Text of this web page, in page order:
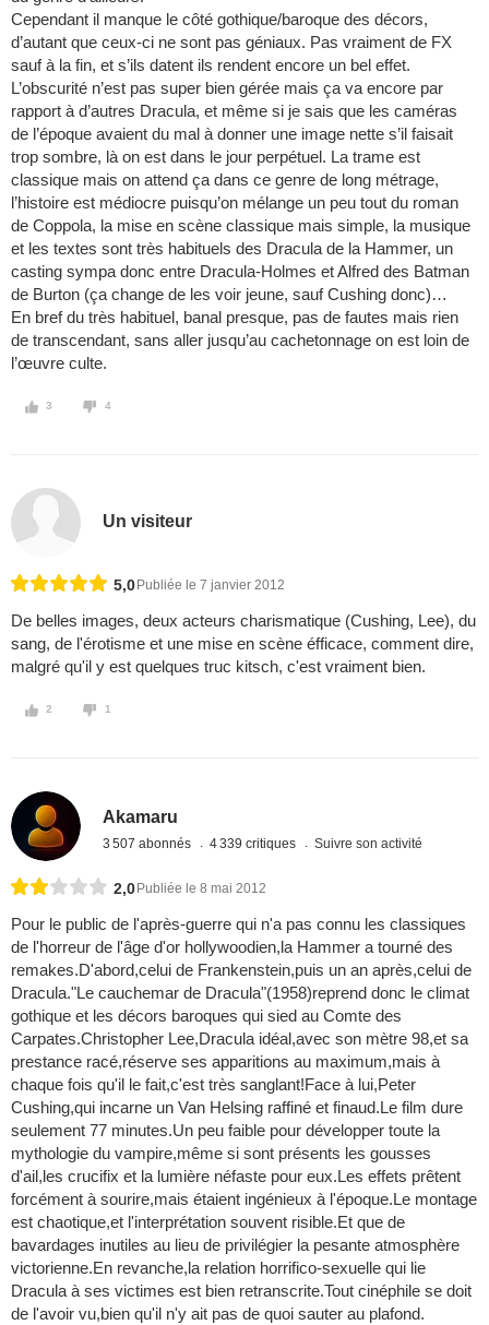
Cependant il manque le côté gothique/baroque des décors,
d’autant que ceux-ci ne sont pas géniaux. Pas vraiment de FX
sauf à la fin, et s’ils datent ils rendent encore un bel effet.
L’obscurité n’est pas super bien gérée mais ça va encore par
rapport à d’autres Dracula, et même si je sais que les caméras
de l’époque avaient du mal à donner une image nette s’il faisait
trop sombre, là on est dans le jour perpétuel. La trame est
classique mais on attend ça dans ce genre de long métrage,
l’histoire est médiocre puisqu’on mélange un peu tout du roman
de Coppola, la mise en scène classique mais simple, la musique
et les textes sont très habituels des Dracula de la Hammer, un
casting sympa donc entre Dracula-Holmes et Alfred des Batman
de Burton (ça change de les voir jeune, sauf Cushing donc)…
En bref du très habituel, banal presque, pas de fautes mais rien
de transcendant, sans aller jusqu’au cachetonnage on est loin de
l’œuvre culte.
3 4
Un visiteur
5,0 Publiée le 7 janvier 2012
De belles images, deux acteurs charismatique (Cushing, Lee), du
sang, de l'érotisme et une mise en scène éfficace, comment dire,
malgré qu'il y est quelques truc kitsch, c'est vraiment bien.
2 1
Akamaru
3 507 abonnés 4 339 critiques Suivre son activité
2,0 Publiée le 8 mai 2012
Pour le public de l'après-guerre qui n'a pas connu les classiques
de l'horreur de l'âge d'or hollywoodien,la Hammer a tourné des
remakes.D'abord,celui de Frankenstein,puis un an après,celui de
Dracula."Le cauchemar de Dracula"(1958)reprend donc le climat
gothique et les décors baroques qui sied au Comte des
Carpates.Christopher Lee,Dracula idéal,avec son mètre 98,et sa
prestance racé,réserve ses apparitions au maximum,mais à
chaque fois qu'il le fait,c'est très sanglant!Face à lui,Peter
Cushing,qui incarne un Van Helsing raffiné et finaud.Le film dure
seulement 77 minutes.Un peu faible pour développer toute la
mythologie du vampire,même si sont présents les gousses
d'ail,les crucifix et la lumière néfaste pour eux.Les effets prêtent
forcément à sourire,mais étaient ingénieux à l'époque.Le montage
est chaotique,et l'interprétation souvent risible.Et que de
bavardages inutiles au lieu de privilégier la pesante atmosphère
victorienne.En revanche,la relation horrifico-sexuelle qui lie
Dracula à ses victimes est bien retranscrite.Tout cinéphile se doit
de l'avoir vu,bien qu'il n'y ait pas de quoi sauter au plafond.